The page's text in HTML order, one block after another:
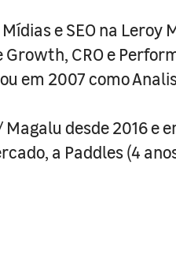
e SEO na Leroy
CRO e
em 2007 como
desde 2016 e
a Paddles (4